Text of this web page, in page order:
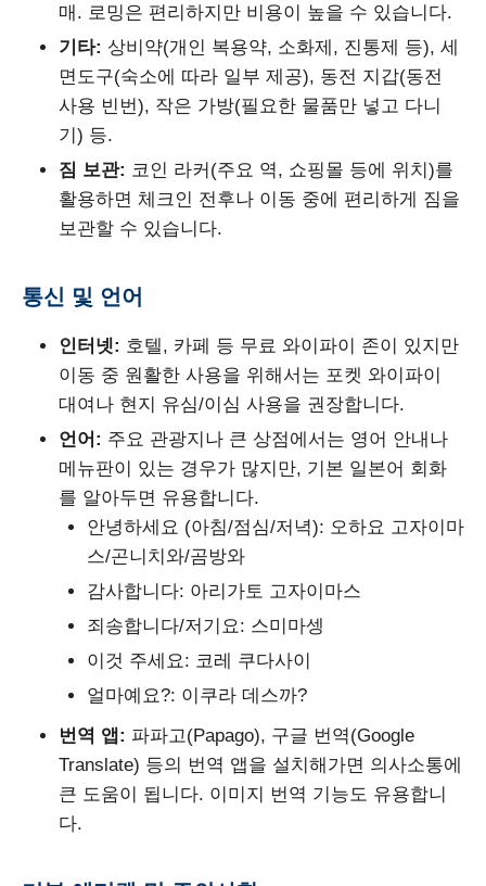
매. 로밍은 편리하지만 비용이 높을 수 있습니다.
기타: 상비약(개인 복용약, 소화제, 진통제 등), 세
면도구(숙소에 따라 일부 제공), 동전 지갑(동전
사용 빈번), 작은 가방(필요한 물품만 넣고 다니
기) 등.
짐 보관: 코인 라커(주요 역, 쇼핑몰 등에 위치)를
활용하면 체크인 전후나 이동 중에 편리하게 짐을
보관할 수 있습니다.
통신 및 언어
인터넷: 호텔, 카페 등 무료 와이파이 존이 있지만
이동 중 원활한 사용을 위해서는 포켓 와이파이
대여나 현지 유심/이심 사용을 권장합니다.
언어: 주요 관광지나 큰 상점에서는 영어 안내나
메뉴판이 있는 경우가 많지만, 기본 일본어 회화
를 알아두면 유용합니다.
안녕하세요 (아침/점심/저녁): 오하요 고자이마
스/곤니치와/곰방와
감사합니다: 아리가토 고자이마스
죄송합니다/저기요: 스미마셍
이것 주세요: 코레 쿠다사이
얼마예요?: 이쿠라 데스까?
번역 앱: 파파고(Papago), 구글 번역(Google
Translate) 등의 번역 앱을 설치해가면 의사소통에
큰 도움이 됩니다. 이미지 번역 기능도 유용합니
다.